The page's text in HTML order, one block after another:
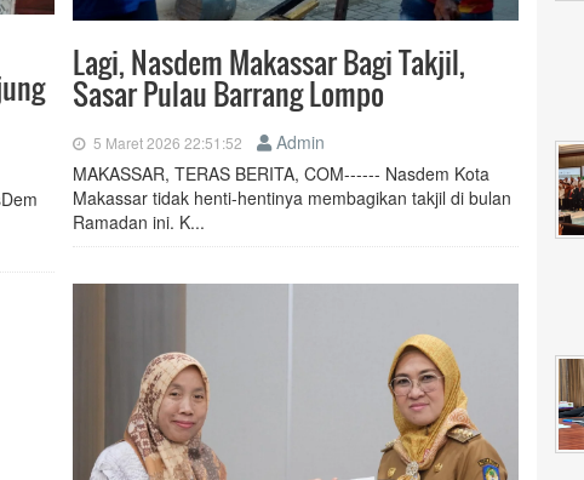
Lagi, Nasdem Makassar Bagi Takjil,
Sasar Pulau Barrang Lompo
5 Maret 2026 22:51:52
Admin
MAKASSAR, TERAS BERITA, COM------ Nasdem Kota
Makassar tidak henti-hentinya membagikan takjil di bulan
Ramadan ini. K...